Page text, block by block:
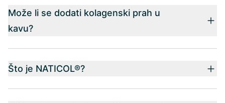
Može li se dodati kolagenski prah u
kavu?
Što je NATICOL®?